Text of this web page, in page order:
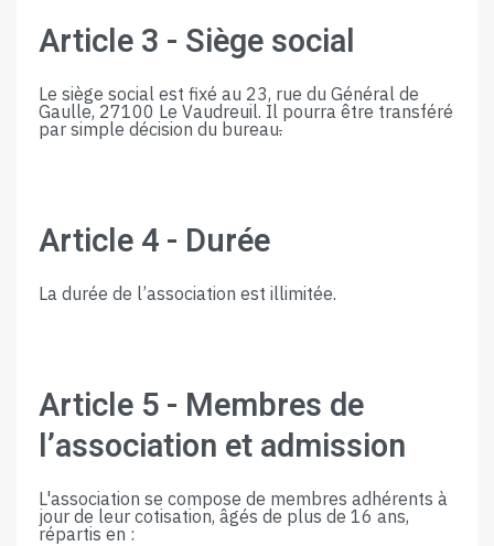
Article​ ​3​ ​-​ ​Siège​ ​social
Le​ ​siège​ ​social​ ​est​ ​fixé​ ​au 23, rue du Général de
Gaulle, 27100 Le Vaudreuil.​ ​Il​ ​pourra​ ​être​ ​transféré​
​par​ ​simple​ ​décision​ ​du​ bureau.
Article​ ​4​ ​-​ ​Durée
La​ ​durée​ ​de​ ​l’association​ ​est​ ​illimitée.
Article​ ​5​ ​-​ ​Membres​ ​de​ ​
l’association​ ​et​ ​admission
L'association se compose de membres adhérents à
jour de leur cotisation, âgés de plus de 16 ans,
répartis en :